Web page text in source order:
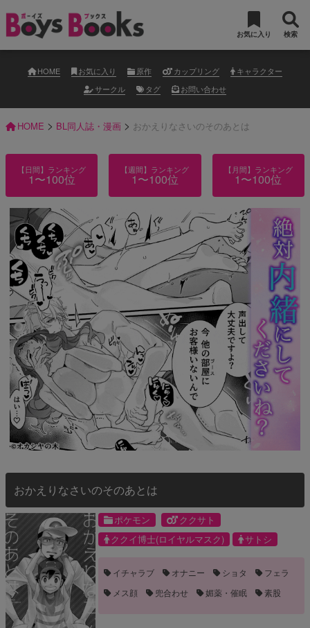
お気に入り 検索
HOME お気に入り 原作 カップリング
キャラクター
サークル
タグ お問い合わせ
HOME > BL同人誌・漫画 > おかえりなさいのそのあとは
【日間】ランキング
1〜100位
【週間】ランキング
1〜100位
【月間】ランキング
1〜100位
おかえりなさいのそのあとは
ポケモン
ククサト
ククイ博士(ロイヤルマスク)
サトシ
イチャラブ オナニー ショタ
フェラ
メス顔
兜合わせ 媚薬・催眠 素股